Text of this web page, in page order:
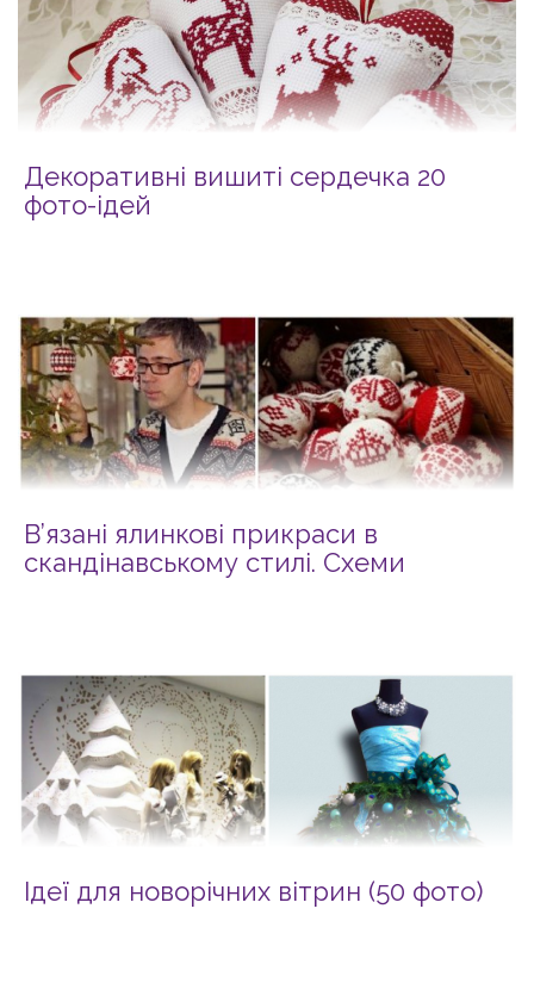
Декоративні вишиті сердечка 20
фото-ідей
В’язані ялинкові прикраси в
скандінавському стилі. Схеми
Ідеї для новорічних вітрин (50 фото)